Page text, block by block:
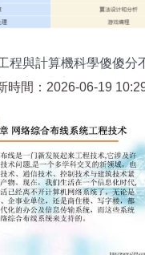
程與計算機科學傻傻分
要這篇文章理理思路！',
時間：2026-06-19